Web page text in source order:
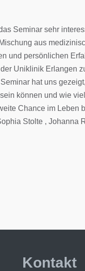
Seminar sehr
aus
und persönlichen
Uniklinik Erlangen
hat uns
können und wie
Chance im Leben
Stolte , Johanna
Kontakt